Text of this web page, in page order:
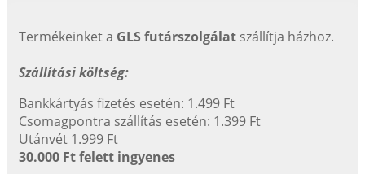
Termékeinket a GLS futárszolgálat szállítja házhoz.
Szállítási költség:
Bankkártyás fizetés esetén: 1.499 Ft
Csomagpontra szállítás esetén: 1.399 Ft
Utánvét 1.999 Ft
30.000 Ft felett ingyenes